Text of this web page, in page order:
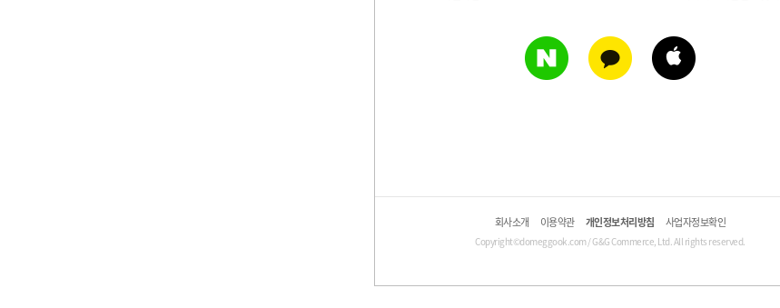
회사소개 이용약관 개인정보처리방침 사업자정보확인
Copyright©domeggook.com / G&G Commerce, Ltd. All rights reserved.